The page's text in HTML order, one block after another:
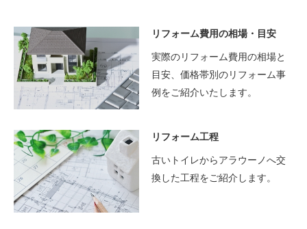
リフォーム費用の相場・目安
実際のリフォーム費用の相場と
目安、価格帯別のリフォーム事
例をご紹介いたします。
リフォーム工程
古いトイレからアラウーノへ交
換した工程をご紹介します。